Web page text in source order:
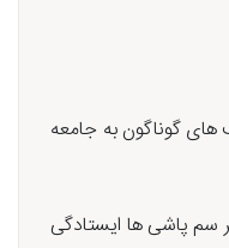
های گوناگون به جامعه
سم پاشی ها ایستادگی